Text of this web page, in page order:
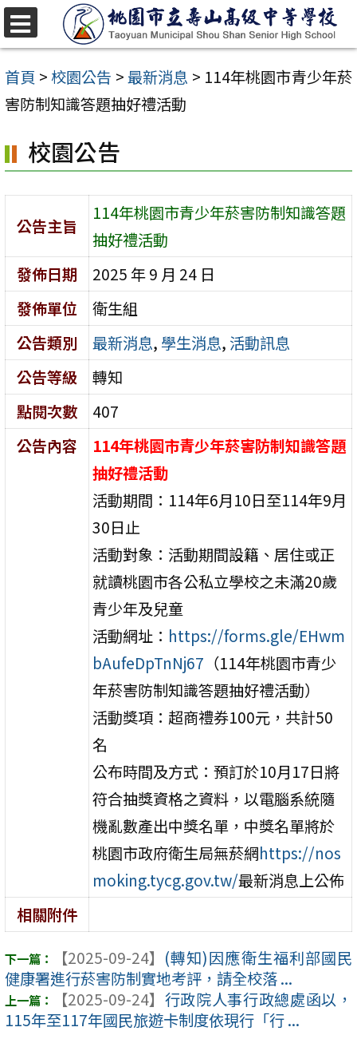
跳
至
主
要
容
區
首頁 >校園公告 >最新消息 > 114年桃園市青少年菸
害防制知識答題抽好禮活動
校園公告
公告主旨
114年桃園市青少年菸害防制知識答題
抽好禮活動
發佈日期
2025 年 9 月 24 日
發佈單位
衛生組
公告類別
最新消息, 學生消息, 活動訊息
公告等級
轉知
點閱次數
407
公告內容
114年桃園市青少年菸害防制知識答題
抽好禮活動
活動期間：114年6月10日至114年9月
30日止
活動對象：活動期間設籍、居住或正
就讀桃園市各公私立學校之未滿20歲
青少年及兒童
活動網址： https://forms.gle/EHwm
bAufeDpTnNj67 （114年桃園市青少
年菸害防制知識答題抽好禮活動）
活動獎項：超商禮券100元，共計50
名
公布時間及方式：預訂於10月17日將
符合抽獎資格之資料，以電腦系統隨
機亂數產出中獎名單，中獎名單將於
桃園市政府衛生局無菸網https://nos
moking.tycg.gov.tw/最新消息上公佈
相關附件
【2025-09-24】 (轉知)因應衛生福利部國民
健康署進行菸害防制實地考評，請全校落 ...
【2025-09-24】 行政院人事行政總處函以，
115年至117年國民旅遊卡制度依現行「行 ...
選
單